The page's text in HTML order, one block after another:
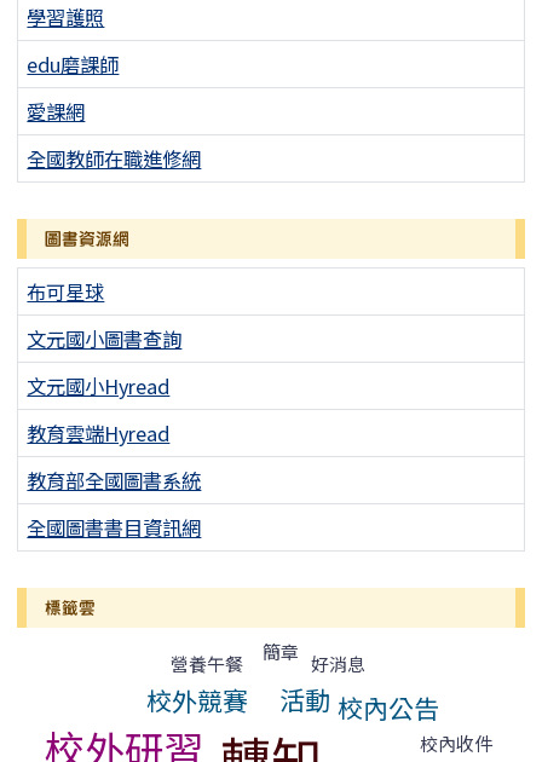
學習護照
edu磨課師
愛課網
全國教師在職進修網
圖書資源網
布可星球
文元國小圖書查詢
文元國小Hyread
教育雲端Hyread
教育部全國圖書系統
全國圖書書目資訊網
標籤雲
營養午餐 簡章 好消息
校外競賽 活動 校內公告
校外研習
校內收件